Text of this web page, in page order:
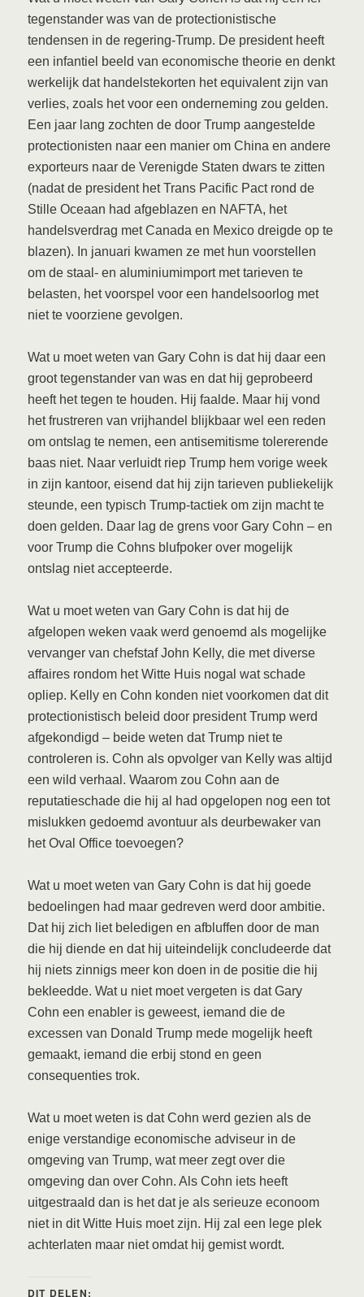
tegenstander was van de protectionistische
tendensen in de regering-Trump. De president heeft
een infantiel beeld van economische theorie en denkt
werkelijk dat handelstekorten het equivalent zijn van
verlies, zoals het voor een onderneming zou gelden.
Een jaar lang zochten de door Trump aangestelde
protectionisten naar een manier om China en andere
exporteurs naar de Verenigde Staten dwars te zitten
(nadat de president het Trans Pacific Pact rond de
Stille Oceaan had afgeblazen en NAFTA, het
handelsverdrag met Canada en Mexico dreigde op te
blazen). In januari kwamen ze met hun voorstellen
om de staal- en aluminiumimport met tarieven te
belasten, het voorspel voor een handelsoorlog met
niet te voorziene gevolgen.
Wat u moet weten van Gary Cohn is dat hij daar een
groot tegenstander van was en dat hij geprobeerd
heeft het tegen te houden. Hij faalde. Maar hij vond
het frustreren van vrijhandel blijkbaar wel een reden
om ontslag te nemen, een antisemitisme tolererende
baas niet. Naar verluidt riep Trump hem vorige week
in zijn kantoor, eisend dat hij zijn tarieven publiekelijk
steunde, een typisch Trump-tactiek om zijn macht te
doen gelden. Daar lag de grens voor Gary Cohn – en
voor Trump die Cohns blufpoker over mogelijk
ontslag niet accepteerde.
Wat u moet weten van Gary Cohn is dat hij de
afgelopen weken vaak werd genoemd als mogelijke
vervanger van chefstaf John Kelly, die met diverse
affaires rondom het Witte Huis nogal wat schade
opliep. Kelly en Cohn konden niet voorkomen dat dit
protectionistisch beleid door president Trump werd
afgekondigd – beide weten dat Trump niet te
controleren is. Cohn als opvolger van Kelly was altijd
een wild verhaal. Waarom zou Cohn aan de
reputatieschade die hij al had opgelopen nog een tot
mislukken gedoemd avontuur als deurbewaker van
het Oval Office toevoegen?
Wat u moet weten van Gary Cohn is dat hij goede
bedoelingen had maar gedreven werd door ambitie.
Dat hij zich liet beledigen en afbluffen door de man
die hij diende en dat hij uiteindelijk concludeerde dat
hij niets zinnigs meer kon doen in de positie die hij
bekleedde. Wat u niet moet vergeten is dat Gary
Cohn een enabler is geweest, iemand die de
excessen van Donald Trump mede mogelijk heeft
gemaakt, iemand die erbij stond en geen
consequenties trok.
Wat u moet weten is dat Cohn werd gezien als de
enige verstandige economische adviseur in de
omgeving van Trump, wat meer zegt over die
omgeving dan over Cohn. Als Cohn iets heeft
uitgestraald dan is het dat je als serieuze econoom
niet in dit Witte Huis moet zijn. Hij zal een lege plek
achterlaten maar niet omdat hij gemist wordt.
DIT DELEN: